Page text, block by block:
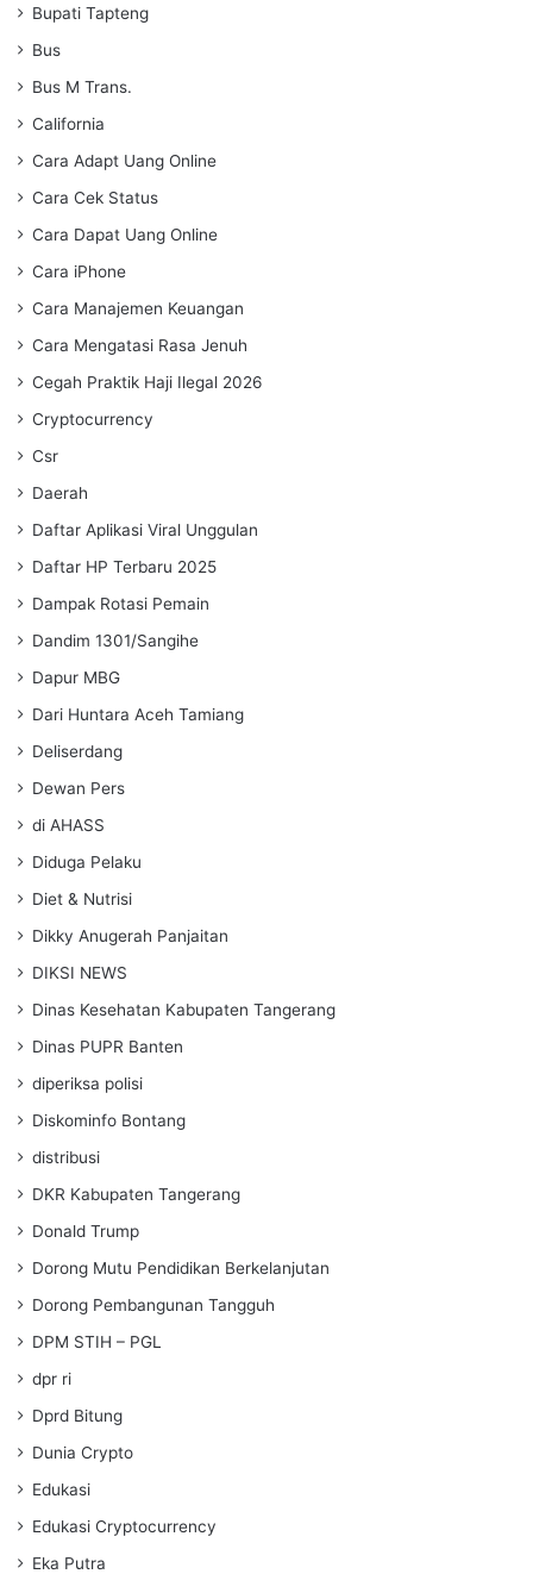
Bupati Tapteng
Bus
Bus M Trans.
California
Cara Adapt Uang Online
Cara Cek Status
Cara Dapat Uang Online
Cara iPhone
Cara Manajemen Keuangan
Cara Mengatasi Rasa Jenuh
Cegah Praktik Haji Ilegal 2026
Cryptocurrency
Csr
Daerah
Daftar Aplikasi Viral Unggulan
Daftar HP Terbaru 2025
Dampak Rotasi Pemain
Dandim 1301/Sangihe
Dapur MBG
Dari Huntara Aceh Tamiang
Deliserdang
Dewan Pers
di AHASS
Diduga Pelaku
Diet & Nutrisi
Dikky Anugerah Panjaitan
DIKSI NEWS
Dinas Kesehatan Kabupaten Tangerang
Dinas PUPR Banten
diperiksa polisi
Diskominfo Bontang
distribusi
DKR Kabupaten Tangerang
Donald Trump
Dorong Mutu Pendidikan Berkelanjutan
Dorong Pembangunan Tangguh
DPM STIH – PGL
dpr ri
Dprd Bitung
Dunia Crypto
Edukasi
Edukasi Cryptocurrency
Eka Putra